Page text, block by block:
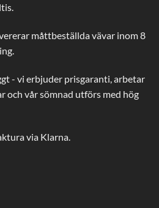
måttbeställda vävar inom 8
- vi erbjuder prisgaranti, arbetar
och vår sömnad utförs med hög
via Klarna.